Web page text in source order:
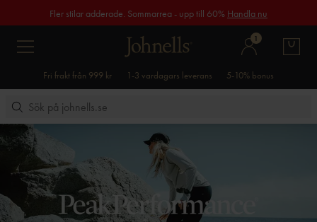
Fler stilar adderade. Sommarrea - upp till 60% Handla nu
1
Fri frakt från 999 kr 1-3 vardagars leverans 5-10% bonus